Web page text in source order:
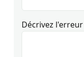
Décrivez l'erreur